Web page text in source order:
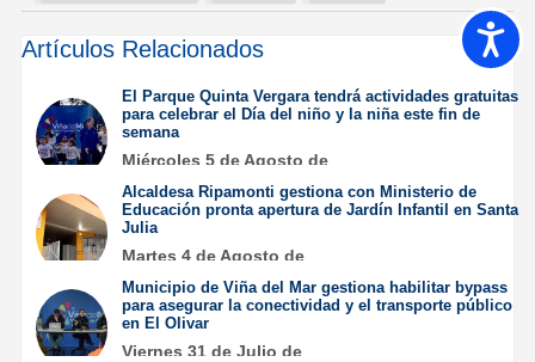
Artículos Relacionados
El Parque Quinta Vergara tendrá actividades gratuitas
para celebrar el Día del niño y la niña este fin de
semana
Miércoles 5 de Agosto de
Alcaldesa Ripamonti gestiona con Ministerio de
Educación pronta apertura de Jardín Infantil en Santa
Julia
Martes 4 de Agosto de
Municipio de Viña del Mar gestiona habilitar bypass
para asegurar la conectividad y el transporte público
en El Olivar
Viernes 31 de Julio de